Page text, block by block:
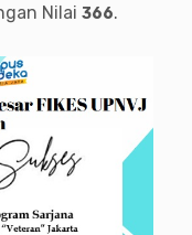
Nilai 366.